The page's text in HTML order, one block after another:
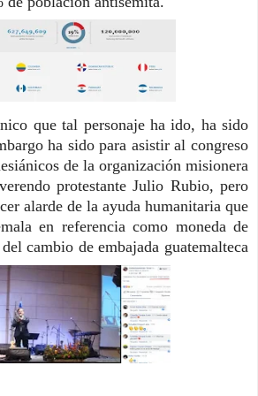
que tal personaje ha ido, ha sido
ha sido para asistir al congreso
protestante Julio Rubio, pero
alarde de la ayuda humanitaria que
en referencia como moneda de
cambio de embajada guatemalteca